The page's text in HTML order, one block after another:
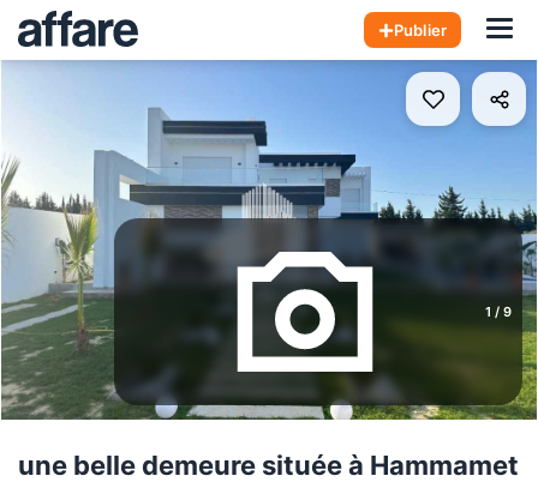
Publier
1 / 9
une belle demeure située à Hammamet